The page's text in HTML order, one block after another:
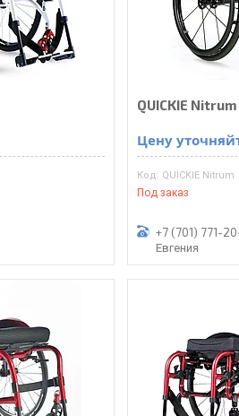
QUICKIE Nitrum
Цену
QUICKIE Nitrum
Под заказ
+7 (701) 771-
Евгения